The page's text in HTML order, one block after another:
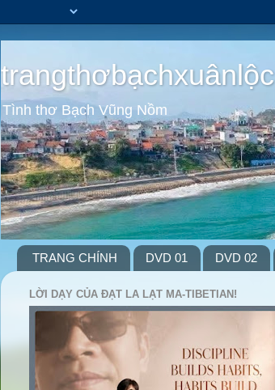
trangthơbạchxuânlộc
Tình thơ Bạch Vũng Nồm
TRANG CHÍNH DVD 01 DVD 02
LỜI DẠY CỦA ĐẠT LA LẠT MA-TIBETIAN!